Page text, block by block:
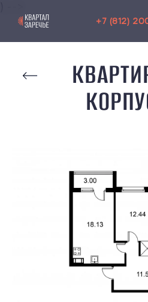
+7 (812)